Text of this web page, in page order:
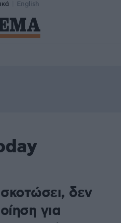
English
δεν
για